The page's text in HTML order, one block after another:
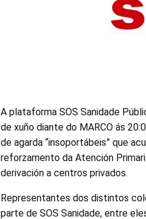
A plataforma SOS Sanidade
de xuño diante do MARCO ás
de agarda “insoportábeis” que
reforzamento da Atención
derivación a centros privados.
Representantes dos distintos
parte de SOS Sanidade, entre